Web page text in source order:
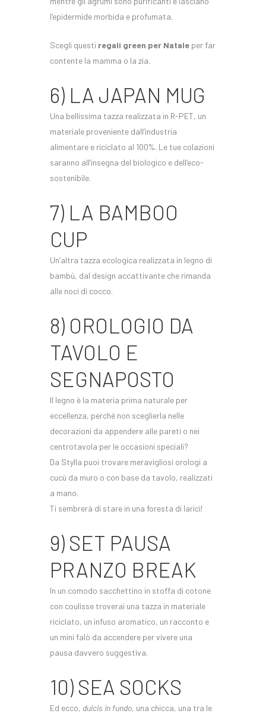
l’epidermide morbida e profumata.
Scegli questi regali green per Natale per far
contente la mamma o la zia.
6) LA JAPAN MUG
Una bellissima tazza realizzata in R-PET, un
materiale proveniente dall’industria
alimentare e riciclato al 100%. Le tue colazioni
saranno all’insegna del biologico e dell’eco-
sostenibile.
7) LA BAMBOO
CUP
Un’altra tazza ecologica realizzata in legno di
bambù, dal design accattivante che rimanda
alle noci di cocco.
8) OROLOGIO DA
TAVOLO E
SEGNAPOSTO
Il legno è la materia prima naturale per
eccellenza, perché non sceglierla nelle
decorazioni da appendere alle pareti o nei
centrotavola per le occasioni speciali?
Da Stylla puoi trovare meravigliosi orologi a
cucù da muro o con base da tavolo, realizzati
a mano.
Ti sembrerà di stare in una foresta di larici!
9) SET PAUSA
PRANZO BREAK
In un comodo sacchettino in stoffa di cotone
con coulisse troverai una tazza in materiale
riciclato, un infuso aromatico, un racconto e
un mini falò da accendere per vivere una
pausa davvero suggestiva.
10) SEA SOCKS
Ed ecco, dulcis in fundo, una chicca, una tra le